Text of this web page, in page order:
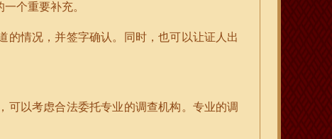
个重要补充。
的情况，并签字确认。同时，也可以让证人出
可以考虑合法委托专业的调查机构。专业的调